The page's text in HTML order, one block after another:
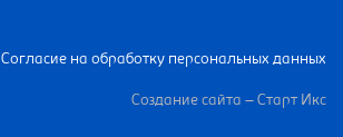
Согласие на обработку персональных данных
Создание сайта – Старт Икс